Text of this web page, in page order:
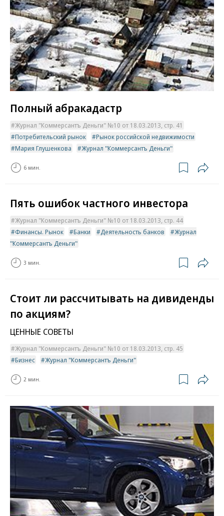
Полный абракадастр
Журнал "Коммерсантъ Деньги" №10 от 18.03.2013, стр. 41
Потребительский рынок
Рынок российской недвижимости
Мария Глушенкова
Журнал "Коммерсантъ Деньги"
6 мин.
Пять ошибок частного инвестора
Журнал "Коммерсантъ Деньги" №10 от 18.03.2013, стр. 44
Финансы. Рынок
Банки Деятельность банков
Журнал
"Коммерсантъ Деньги"
3 мин.
Стоит ли рассчитывать на дивиденды
по акциям?
ЦЕННЫЕ СОВЕТЫ
Журнал "Коммерсантъ Деньги" №10 от 18.03.2013, стр. 45
Бизнес
Журнал "Коммерсантъ Деньги"
2 мин.